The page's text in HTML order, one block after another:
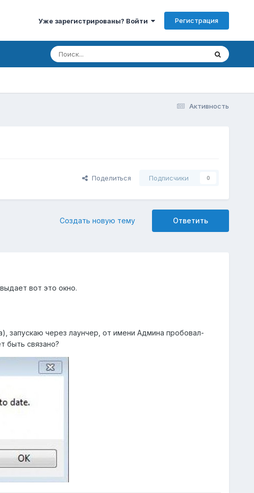
Уже зарегистрированы? Войти Регистрация
Активность
Поделиться Подписчики 0
Ответить
Создать новую тему
вот это окно.
запускаю через лаунчер, от имени Админа пробовал-
быть связано?